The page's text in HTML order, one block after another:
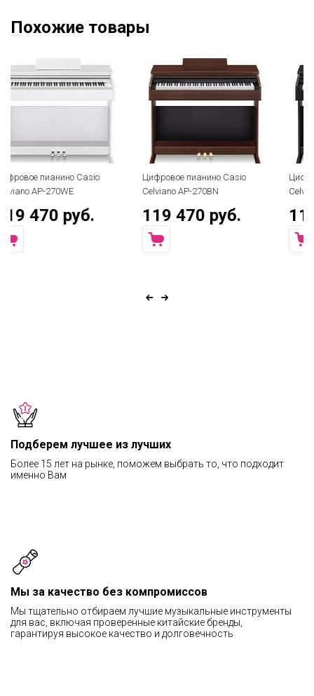
Похожие товары
Цифровое пианино Casio
Celviano AP-270BN
119 470 руб.
Цифровое пианино Casio
Celviano AP-270BK
119 470 руб.
Подберем лучшее из лучших
Более 15 лет на рынке, поможем выбрать то, что подходит
именно Вам
Мы за качество без компромиссов
Мы тщательно отбираем лучшие музыкальные инструменты
для вас, включая проверенные китайские бренды,
гарантируя высокое качество и долговечность